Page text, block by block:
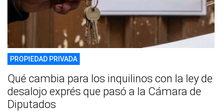
PROPIEDAD PRIVADA
Qué cambia para los inquilinos con la ley de
desalojo exprés que pasó a la Cámara de
Diputados